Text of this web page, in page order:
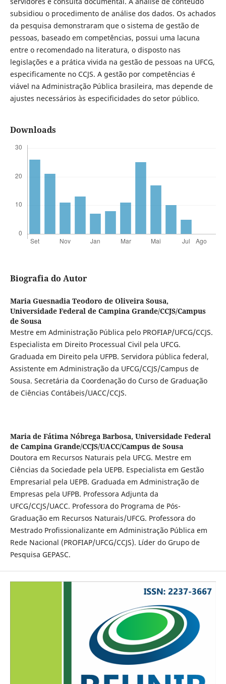
subsidiou o procedimento de análise dos dados. Os achados
da pesquisa demonstraram que o sistema de gestão de
pessoas, baseado em competências, possui uma lacuna
entre o recomendado na literatura, o disposto nas
legislações e a prática vivida na gestão de pessoas na UFCG,
especificamente no CCJS. A gestão por competências é
viável na Administração Pública brasileira, mas depende de
ajustes necessários às especificidades do setor público.
Downloads
Biografia do Autor
Maria Guesnadia Teodoro de Oliveira Sousa,
Universidade Federal de Campina Grande/CCJS/Campus
de Sousa
Mestre em Administração Pública pelo PROFIAP/UFCG/CCJS.
Especialista em Direito Processual Civil pela UFCG.
Graduada em Direito pela UFPB. Servidora pública federal,
Assistente em Administração da UFCG/CCJS/Campus de
Sousa. Secretária da Coordenação do Curso de Graduação
de Ciências Contábeis/UACC/CCJS.
Maria de Fátima Nóbrega Barbosa, Universidade Federal
de Campina Grande/CCJS/UACC/Campus de Sousa
Doutora em Recursos Naturais pela UFCG. Mestre em
Ciências da Sociedade pela UEPB. Especialista em Gestão
Empresarial pela UEPB. Graduada em Administração de
Empresas pela UFPB. Professora Adjunta da
UFCG/CCJS/UACC. Professora do Programa de Pós-
Graduação em Recursos Naturais/UFCG. Professora do
Mestrado Profissionalizante em Administração Pública em
Rede Nacional (PROFIAP/UFCG/CCJS). Líder do Grupo de
Pesquisa GEPASC.